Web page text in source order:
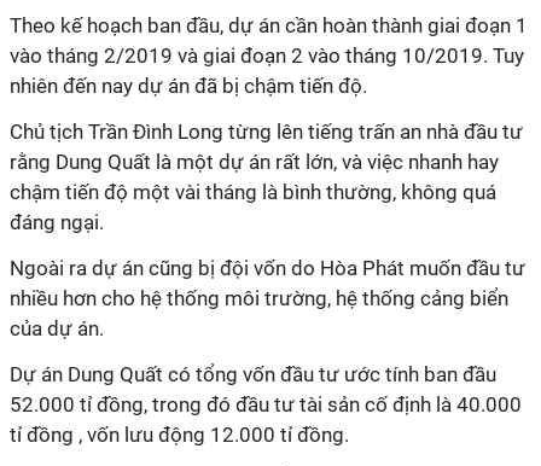
Theo kế hoạch ban đầu, dự án cần hoàn thành giai đoạn 1
vào tháng 2/2019 và giai đoạn 2 vào tháng 10/2019. Tuy
nhiên đến nay dự án đã bị chậm tiến độ.
Chủ tịch Trần Đình Long từng lên tiếng trấn an nhà đầu tư
rằng Dung Quất là một dự án rất lớn, và việc nhanh hay
chậm tiến độ một vài tháng là bình thường, không quá
đáng ngại.
Ngoài ra dự án cũng bị đội vốn do Hòa Phát muốn đầu tư
nhiều hơn cho hệ thống môi trường, hệ thống cảng biển
của dự án.
Dự án Dung Quất có tổng vốn đầu tư ước tính ban đầu
52.000 tỉ đồng, trong đó đầu tư tài sản cố định là 40.000
tỉ đồng , vốn lưu động 12.000 tỉ đồng.